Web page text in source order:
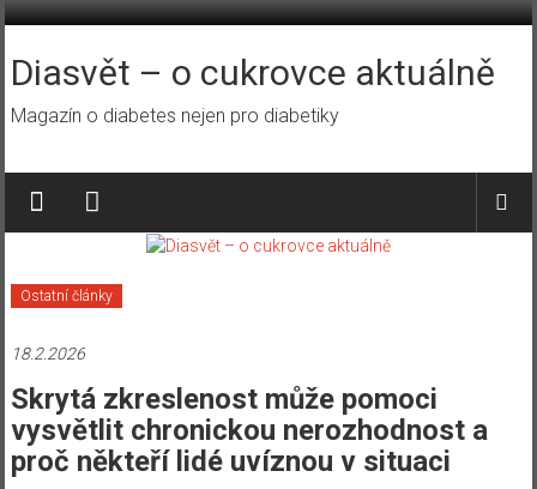
Přeskočit
obsah
Diasvět – o cukrovce aktuálně
Magazín o diabetes nejen pro diabetiky
Ostatní články
18.2.2026
Skrytá zkreslenost může pomoci
vysvětlit chronickou nerozhodnost a
proč někteří lidé uvíznou v situaci